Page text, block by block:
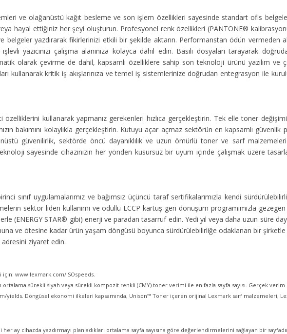
ve olağanüstü kağıt besleme ve son işlem özellikleri sayesinde standart ofis
hayal ettiğiniz her şeyi oluşturun. Profesyonel renk özellikleri (PANTONE®
belgeler yazdırarak fikirlerinizi etkili bir şekilde aktarın. Performanstan ödün vermeden
işlevli yazıcınızı çalışma alanınıza kolayca dahil edin. Basılı dosyaları tarayarak
olarak çevirme de dahil, kapsamlı özelliklere sahip son teknoloji ürünü yazılım ve
kullanarak kritik iş akışlarınıza ve temel iş sistemlerinize doğrudan entegrasyon ile
kullanarak yapmanız gerekenleri hızlıca gerçekleştirin. Tek elle toner
bakımını kolaylıkla gerçekleştirin. Kutuyu açar açmaz sektörün en kapsamlı
güvenilirlik, sektörde öncü dayanıklılık ve uzun ömürlü toner ve sarf
sayesinde cihazınızın her yönden kusursuz bir uyum içinde çalışmak üzere
sınıf uygulamalarımız ve bağımsız üçüncü taraf sertifikalarımızla kendi
sektör lideri kullanımı ve ödüllü LCCP kartuş geri dönüşüm programımızla
(ENERGY STAR® gibi) enerji ve paradan tasarruf edin. Yedi yıl veya daha uzun süre
ve ötesine kadar ürün yaşam döngüsü boyunca sürdürülebilirliğe odaklanan bir
ziyaret edin.
için: www.lexmark.com/ISOspeeds.
sürekli siyah veya sürekli kompozit renkli (CMY) toner verimi ile en fazla sayfa sayısı. Gerçek
yields. Döngüsel ekonomi ilkeleri kapsamında, Unison™ Toner içeren orijinal Lexmark sarf malzemeleri,
ay cihazda yazdırmayı planladıkları ortalama sayfa sayısına göre değerlendirmelerini sağlayan bir